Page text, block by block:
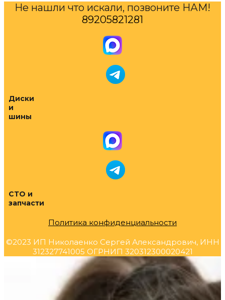
Не нашли что искали, позвоните НАМ!
89205821281
Диски
и
шины
СТО и
запчасти
Политика конфиденциальности
©2023 ИП Николаенко Сергей Александрович, ИНН
312327741005 ОГРНИП 320312300020421